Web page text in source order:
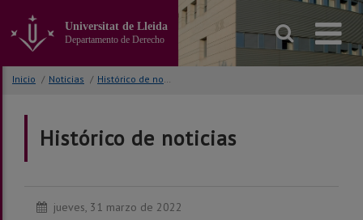
contenido
principal
Universitat de Lleida
Departamento de Derecho
Inicio / Noticias / Histórico de noticias
Histórico de noticias
jueves, 31 marzo de 2022